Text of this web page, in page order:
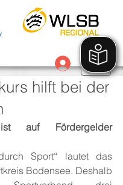
Anmelden
hilft bei der
auf Fördergelder
Sport“ lautet das
Bodensee. Deshalb